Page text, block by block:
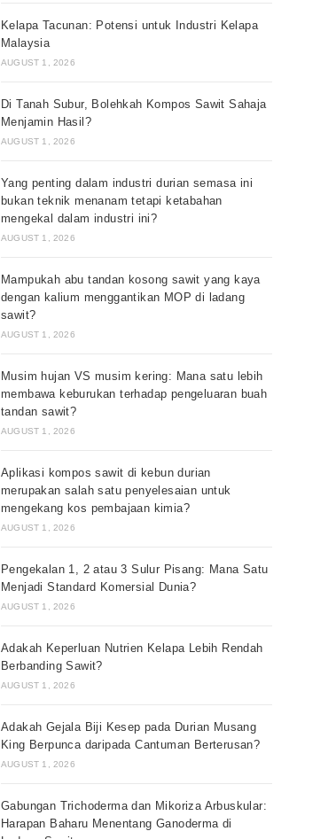
Kelapa Tacunan: Potensi untuk Industri Kelapa
Malaysia
AUGUST 1, 2026
Di Tanah Subur, Bolehkah Kompos Sawit Sahaja
Menjamin Hasil?
AUGUST 1, 2026
Yang penting dalam industri durian semasa ini
bukan teknik menanam tetapi ketabahan
mengekal dalam industri ini?
AUGUST 1, 2026
Mampukah abu tandan kosong sawit yang kaya
dengan kalium menggantikan MOP di ladang
sawit?
AUGUST 1, 2026
Musim hujan VS musim kering: Mana satu lebih
membawa keburukan terhadap pengeluaran buah
tandan sawit?
AUGUST 1, 2026
Aplikasi kompos sawit di kebun durian
merupakan salah satu penyelesaian untuk
mengekang kos pembajaan kimia?
AUGUST 1, 2026
Pengekalan 1, 2 atau 3 Sulur Pisang: Mana Satu
Menjadi Standard Komersial Dunia?
AUGUST 1, 2026
Adakah Keperluan Nutrien Kelapa Lebih Rendah
Berbanding Sawit?
AUGUST 1, 2026
Adakah Gejala Biji Kesep pada Durian Musang
King Berpunca daripada Cantuman Berterusan?
AUGUST 1, 2026
Gabungan Trichoderma dan Mikoriza Arbuskular:
Harapan Baharu Menentang Ganoderma di